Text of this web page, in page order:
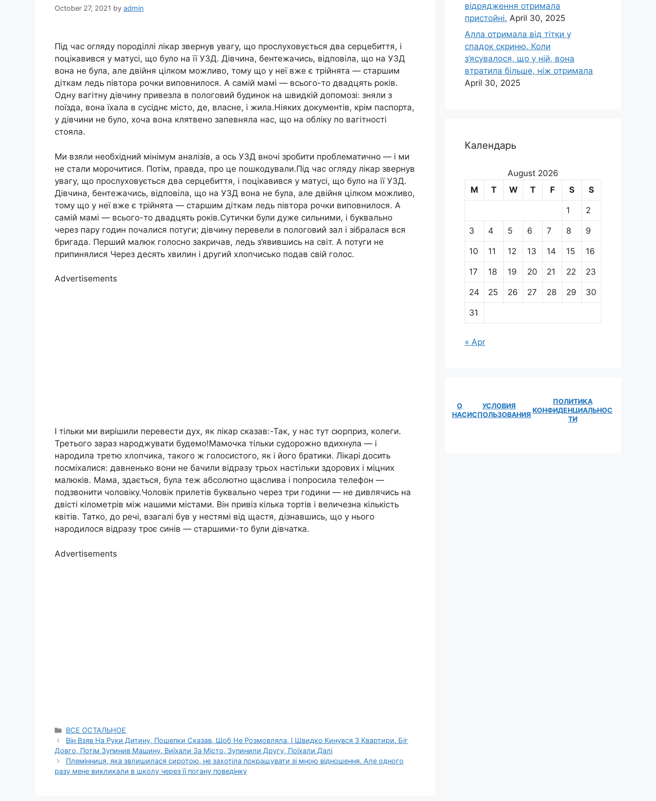
October 27, 2021 by admin
Під час огляду породіллі лікар звернув увагу, що прослуховується два серцебиття, і
поцікавився у матусі, що було на її УЗД. Дівчина, бентежачись, відповіла, що на УЗД
вона не була, але двійня цілком можливо, тому що у неї вже є трійнята — старшим
діткам ледь півтора рочки виповнилося. А самій мамі — всього-то двадцять років.
Одну вагітну дівчину привезла в пологовий будинок на швидкій допомозі: зняли з
поїзда, вона їхала в сусіднє місто, де, власне, і жила.Ніяких документів, крім паспорта,
у дівчини не було, хоча вона клятвено запевняла нас, що на обліку по вагітності
стояла.
Ми взяли необхідний мінімум аналізів, а ось УЗД вночі зробити проблематично — і ми
не стали морочитися. Потім, правда, про це пошкодували.Під час огляду лікар звернув
увагу, що прослуховується два серцебиття, і поцікавився у матусі, що було на її УЗД.
Дівчина, бентежачись, відповіла, що на УЗД вона не була, але двійня цілком можливо,
тому що у неї вже є трійнята — старшим діткам ледь півтора рочки виповнилося. А
самій мамі — всього-то двадцять років.Сутички були дуже сильними, і буквально
через пару годин почалися потуги; дівчину перевели в пологовий зал і зібралася вся
бригада. Перший малюк голосно закричав, ледь з’явившись на світ. А потуги не
припинялися Через десять хвилин і другий хлопчисько подав свій голос.
Advertisements
І тільки ми вирішили перевести дух, як лікар сказав:-Так, у нас тут сюрприз, колеги.
Третього зараз народжувати будемо!Мамочка тільки судорожно вдихнула — і
народила третю хлопчика, такого ж голосистого, як і його братики. Лікарі досить
посміхалися: давненько вони не бачили відразу трьох настільки здорових і міцних
малюків. Мама, здається, була теж абсолютно щаслива і попросила телефон —
подзвонити чоловіку.Чоловік прилетів буквально через три години — не дивлячись на
двісті кілометрів між нашими містами. Він привіз кілька тортів і величезна кількість
квітів. Татко, до речі, взагалі був у нестямі від щастя, дізнавшись, що у нього
народилося відразу троє синів — старшими-то були дівчатка.
Advertisements
Categories
ВСЕ ОСТАЛЬНОЕ
Він Взяв На Руки Дитину, Пошепки Сказав, Щоб Не Розмовляла, І Швидко Кинувся З Квартири. Біг
Довго, Потім Зупинив Машину, Виїхали За Місто, Зупинили Другу, Поїхали Далі
Племінниця, яка звлишилася сиротою, не захотіла покращувати зі мною відношення. Але одного
разу мене викликали в школу через її погану поведінку
відрядження отримала
пристойні. April 30, 2025
Алла отримала від тітки у
спадок скриню. Коли
з’ясувалося, що у ній, вона
втратила більше, ніж отримала
April 30, 2025
Календарь
August 2026
M
T W T F S S
1 2
3 4 5 6 7 8 9
10 11 12 13 14 15 16
17 18 19 20 21 22 23
24 25 26 27 28 29 30
31
« Apr
О
НАС
УСЛОВИЯ
ИСПОЛЬЗОВАНИЯ
ПОЛИТИКА
КОНФИДЕНЦИАЛЬНОС
ТИ